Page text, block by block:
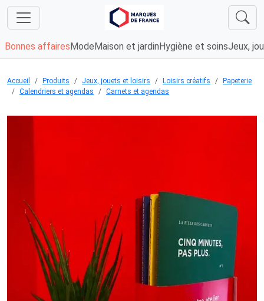
Bonnes affaires Mode Maison et jardin Hygiène et soinsJeux,
Accueil Produits Jeux, jouets et loisirs Loisirs créatifs
Papeterie
Calendriers et agendas
Carnets et agendas